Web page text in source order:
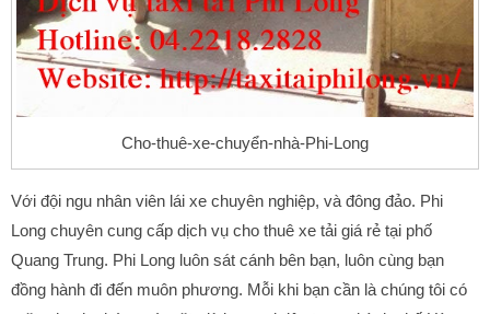
Cho-thuê-xe-chuyển-nhà-Phi-Long
Với đội ngu nhân viên lái xe chuyên nghiệp, và đông đảo. Phi
Long chuyên cung cấp dịch vụ cho thuê xe tải giá rẻ tại phố
Quang Trung. Phi Long luôn sát cánh bên bạn, luôn cùng bạn
đồng hành đi đến muôn phương. Mỗi khi bạn cần là chúng tôi có